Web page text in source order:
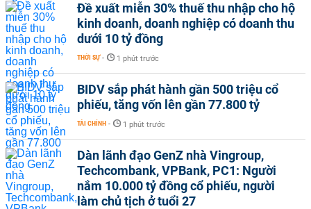
Đề xuất miễn 30% thuế thu nhập cho hộ
kinh doanh, doanh nghiệp có doanh thu
dưới 10 tỷ đồng
THỜI SỰ - 1 phút trước
BIDV sắp phát hành gần 500 triệu cổ
phiếu, tăng vốn lên gần 77.800 tỷ
TÀI CHÍNH - 1 phút trước
Dàn lãnh đạo GenZ nhà Vingroup,
Techcombank, VPBank, PC1: Người
nắm 10.000 tỷ đồng cổ phiếu, người
làm chủ tịch ở tuổi 27